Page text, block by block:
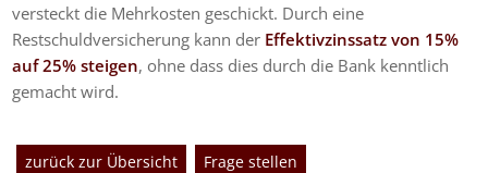
versteckt die Mehrkosten geschickt. Durch eine
Restschuldversicherung kann der Effektivzinssatz von 15%
auf 25% steigen, ohne dass dies durch die Bank kenntlich
gemacht wird.
zurück zur Übersicht Frage stellen